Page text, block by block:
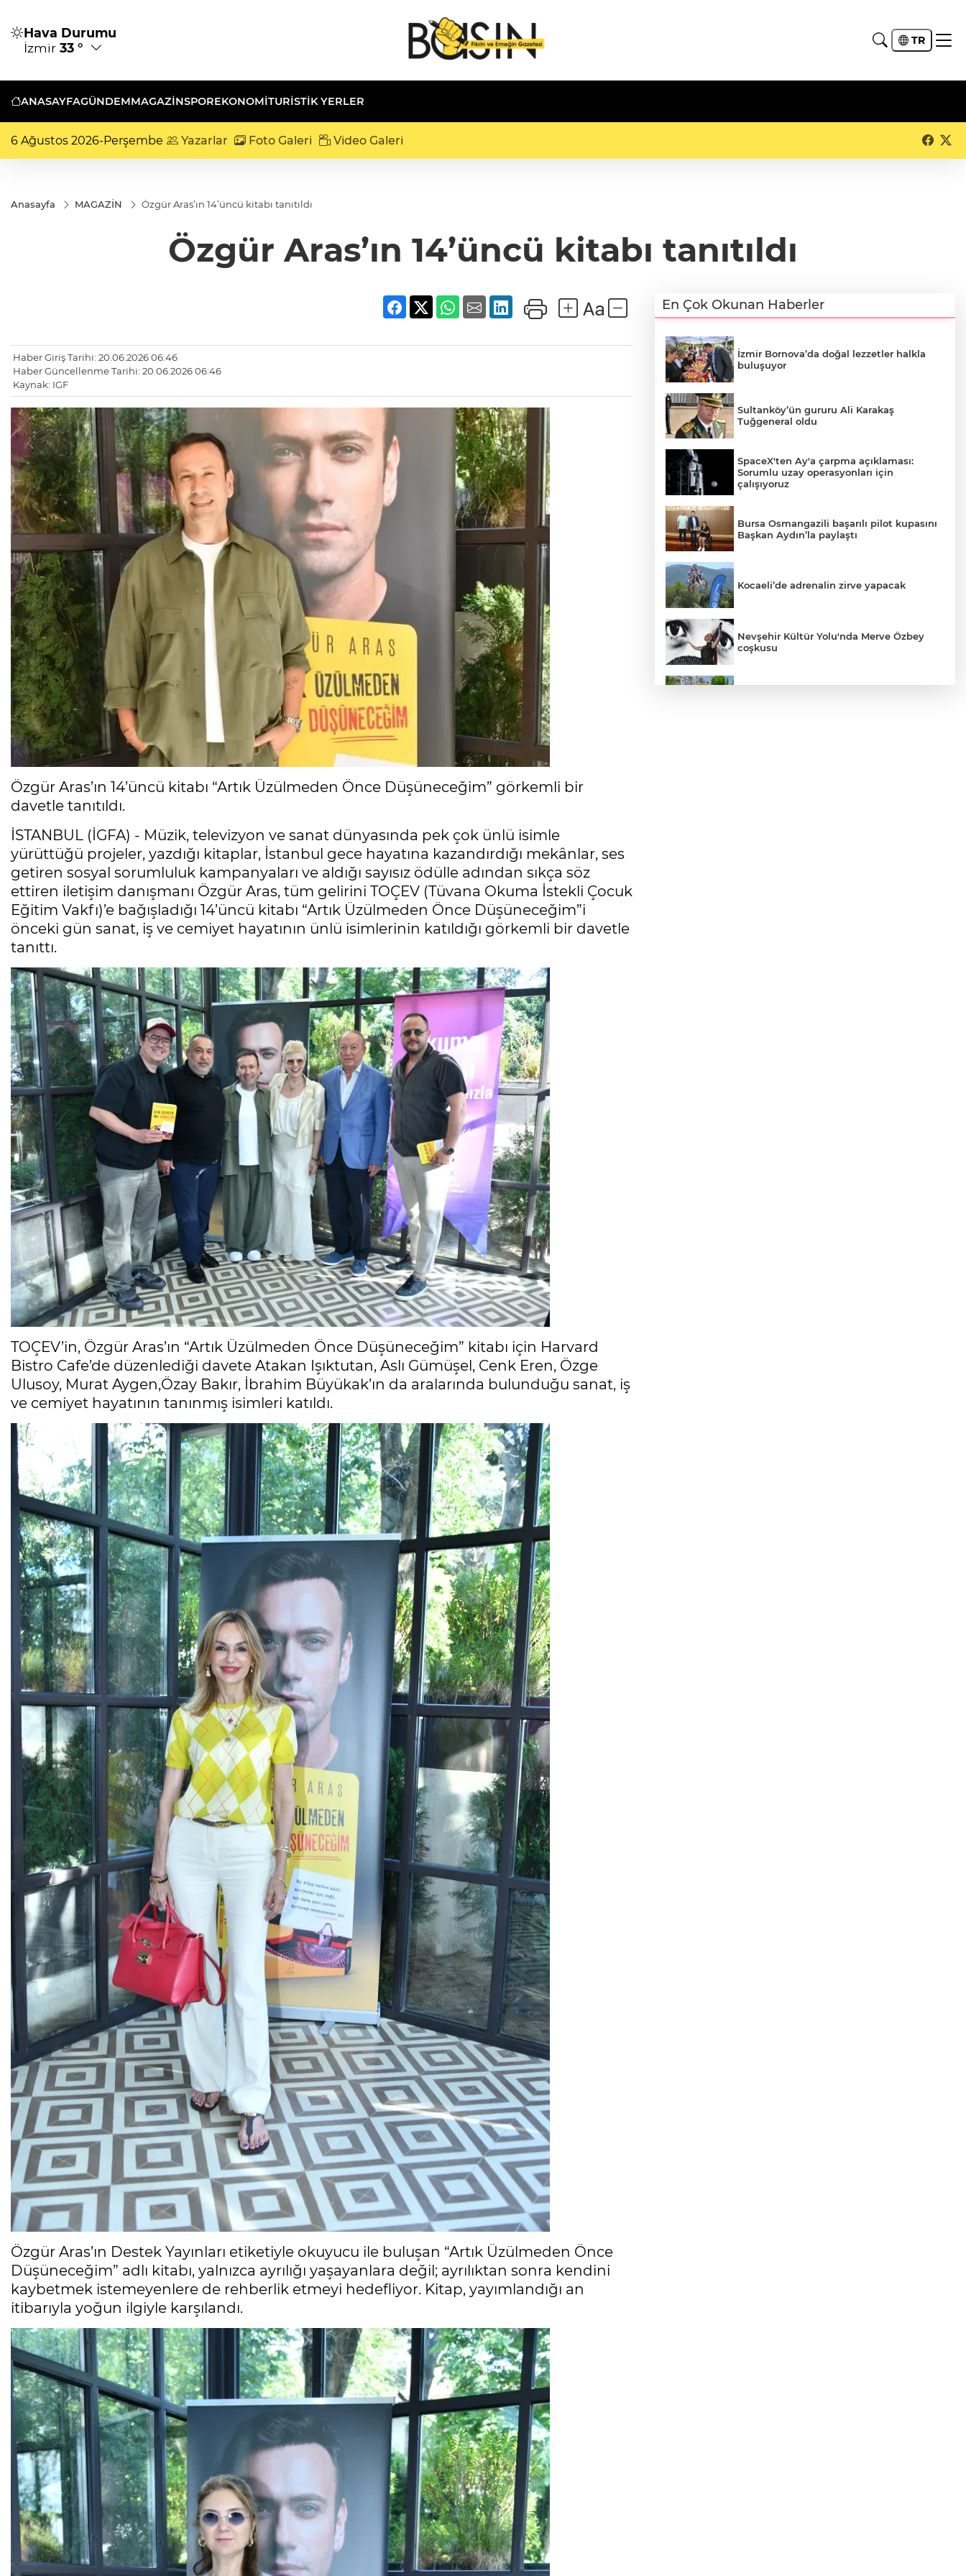
Hava Durumu
İzmir 33 ° TR
ANASAYFAGÜNDEMMAGAZİNSPOREKONOMİTURISTIK YERLER
6 Ağustos 2026-Perşembe Yazarlar Foto Galeri Video Galeri
Anasayfa MAGAZİN Özgür Aras’ın 14’üncü kitabı tanıtıldı
Özgür Aras’ın 14’üncü kitabı tanıtıldı
Haber Giriş Tarihi: 20.06.2026 06:46
Haber Güncellenme Tarihi: 20.06.2026 06:46
Kaynak: IGF
Özgür Aras’ın 14’üncü kitabı “Artık Üzülmeden Önce Düşüneceğim” görkemli bir
davetle tanıtıldı.
İSTANBUL (İGFA) - Müzik, televizyon ve sanat dünyasında pek çok ünlü isimle
yürüttüğü projeler, yazdığı kitaplar, İstanbul gece hayatına kazandırdığı mekânlar, ses
getiren sosyal sorumluluk kampanyaları ve aldığı sayısız ödülle adından sıkça söz
ettiren iletişim danışmanı Özgür Aras, tüm gelirini TOÇEV (Tüvana Okuma İstekli Çocuk
Eğitim Vakfı)’e bağışladığı 14’üncü kitabı “Artık Üzülmeden Önce Düşüneceğim”i
önceki gün sanat, iş ve cemiyet hayatının ünlü isimlerinin katıldığı görkemli bir davetle
tanıttı.
TOÇEV’in, Özgür Aras’ın “Artık Üzülmeden Önce Düşüneceğim” kitabı için Harvard
Bistro Cafe’de düzenlediği davete Atakan Işıktutan, Aslı Gümüşel, Cenk Eren, Özge
Ulusoy, Murat Aygen,Özay Bakır, İbrahim Büyükak’ın da aralarında bulunduğu sanat, iş
ve cemiyet hayatının tanınmış isimleri katıldı.
Özgür Aras’ın Destek Yayınları etiketiyle okuyucu ile buluşan “Artık Üzülmeden Önce
Düşüneceğim” adlı kitabı, yalnızca ayrılığı yaşayanlara değil; ayrılıktan sonra kendini
kaybetmek istemeyenlere de rehberlik etmeyi hedefliyor. Kitap, yayımlandığı an
itibarıyla yoğun ilgiyle karşılandı.
En Çok Okunan Haberler
İzmir Bornova’da doğal lezzetler halkla
buluşuyor
Sultanköy’ün gururu Ali Karakaş
Tuğgeneral oldu
SpaceX'ten Ay'a çarpma açıklaması:
Sorumlu uzay operasyonları için
çalışıyoruz
Bursa Osmangazili başarılı pilot kupasını
Başkan Aydın’la paylaştı
Kocaeli’de adrenalin zirve yapacak
Nevşehir Kültür Yolu'nda Merve Özbey
coşkusu